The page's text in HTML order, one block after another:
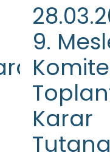
9.
Karar